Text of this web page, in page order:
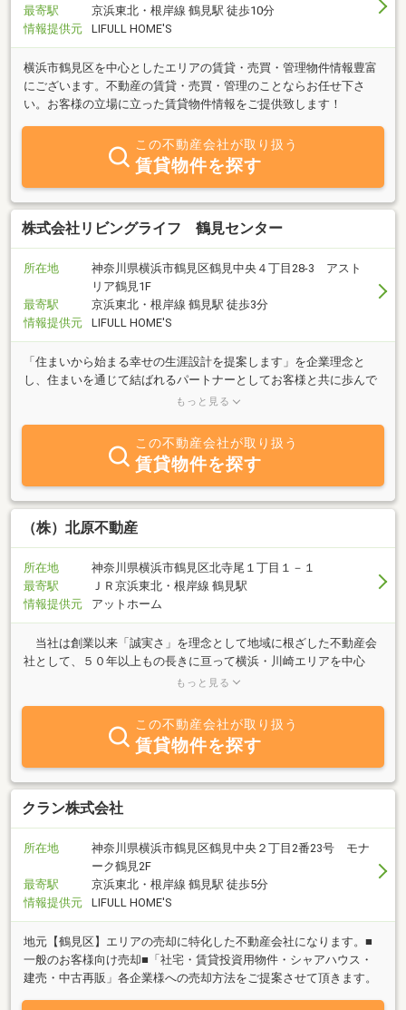
最寄駅
京浜東北・根岸線 鶴見駅 徒歩10分
情報提供元
LIFULL HOME'S
横浜市鶴見区を中心としたエリアの賃貸・売買・管理物件情報豊富
にございます。不動産の賃貸・売買・管理のことならお任せ下さ
い。お客様の立場に立った賃貸物件情報をご提供致します！
この不動産会社が取り扱う
賃貸物件を探す
株式会社リビングライフ 鶴見センター
所在地
神奈川県横浜市鶴見区鶴見中央４丁目28-3 アスト
リア鶴見1F
最寄駅
京浜東北・根岸線 鶴見駅 徒歩3分
情報提供元
LIFULL HOME'S
「住まいから始まる幸せの生涯設計を提案します」を企業理念と
し、住まいを通じて結ばれるパートナーとしてお客様と共に歩んで
まいりました。常に豊富な物件を取り揃えておりますので、お気軽
もっと見る
この不動産会社が取り扱う
賃貸物件を探す
（株）北原不動産
所在地
神奈川県横浜市鶴見区北寺尾１丁目１－１
最寄駅
ＪＲ京浜東北・根岸線 鶴見駅
情報提供元
アットホーム
当社は創業以来「誠実さ」を理念として地域に根ざした不動産会
社として、５０年以上もの長きに亘って横浜・川崎エリアを中心
に、アパートやマンションの賃貸・仲介・管理、土地建物の売買と
至るまで幅広く良質な情報とサービスの提供を追求して参りまし
た。 近年では街づくりを通じて、社会に貢献する事を使命とし、
様々な地域の課題や社会問題を読み取り、多様化したお客様のニー
ズを確実に把握しお届けできるよう、弊社スタッフは、幅広い見識
と深い専門知識習得の為、日々研鑽を積んでおります。これまで培
った経験とノウハウを総動員し、これからも「不動産のプロフェッ
応え出来る様、誠心誠意務めてまいります。
もっと見る
この不動産会社が取り扱う
賃貸物件を探す
クラン株式会社
所在地
神奈川県横浜市鶴見区鶴見中央２丁目2番23号 モナ
ーク鶴見2F
最寄駅
京浜東北・根岸線 鶴見駅 徒歩5分
情報提供元
LIFULL HOME'S
地元【鶴見区】エリアの売却に特化した不動産会社になります。■
一般のお客様向け売却■「社宅・賃貸投資用物件・シャアハウス・
建売・中古再販」各企業様への売却方法をご提案させて頂きます。